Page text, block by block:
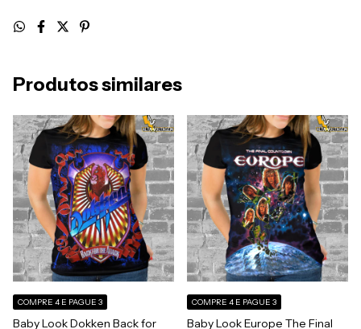
Produtos similares
Baby Look Dokken Back for
COMPRE 4 E PAGUE 3
Baby Look Europe The Final
COMPRE 4 E PAGUE 3